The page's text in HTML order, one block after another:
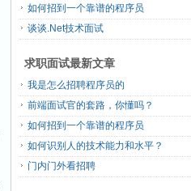
如何招到一个靠谱的程序员
谈谈.Net技术面试
求职面试最新文章
我是怎么招聘程序员的
前端面试官的套路，你懂吗？
如何招到一个靠谱的程序员
如何识别人的技术能力和水平？
门内门外看招聘